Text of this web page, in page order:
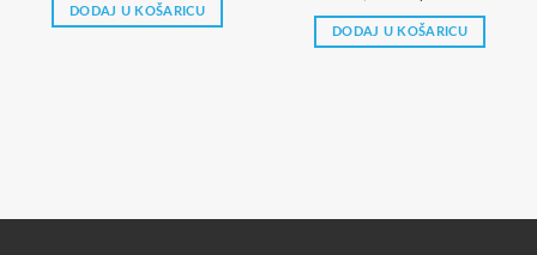
bila
je:
je:
15,90 €.
DODAJ U KOŠARICU
bila
je:
je:
9,90 €.
DODAJ U KOŠARICU